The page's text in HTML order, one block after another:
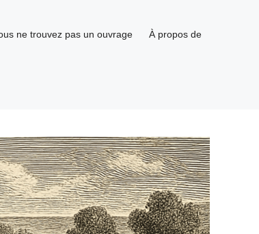
ne trouvez pas un ouvrage À propos de